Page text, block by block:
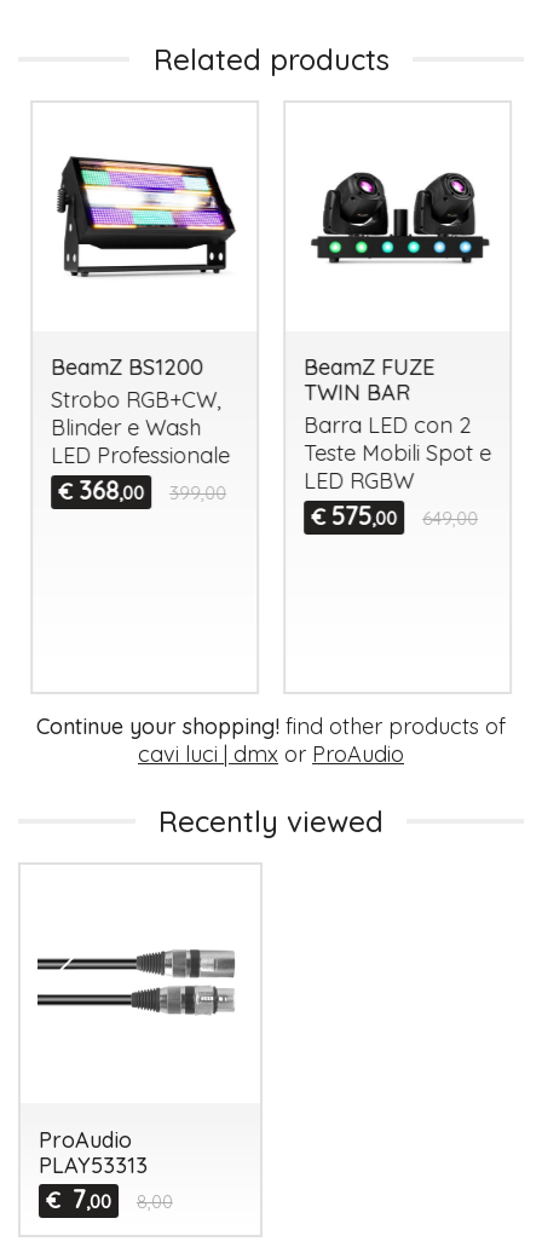
Related products
BeamZ BS1200
Strobo RGB+CW,
Blinder e Wash
LEDProfessionale
€ 368,00 399,00
BeamZ FUZE
TWIN BAR
Barra LEDcon 2
Teste Mobili Spot e
LED RGBW
€ 575,00 649,00
Continue your shopping! find other products of
cavi luci | dmx or ProAudio
Recently viewed
ProAudio
PLAY53313
€ 7,00 8,00